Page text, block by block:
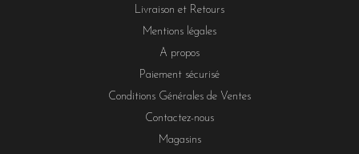
Livraison et Retours
Mentions légales
A propos
Paiement sécurisé
Conditions Générales de Ventes
Contactez-nous
Magasins